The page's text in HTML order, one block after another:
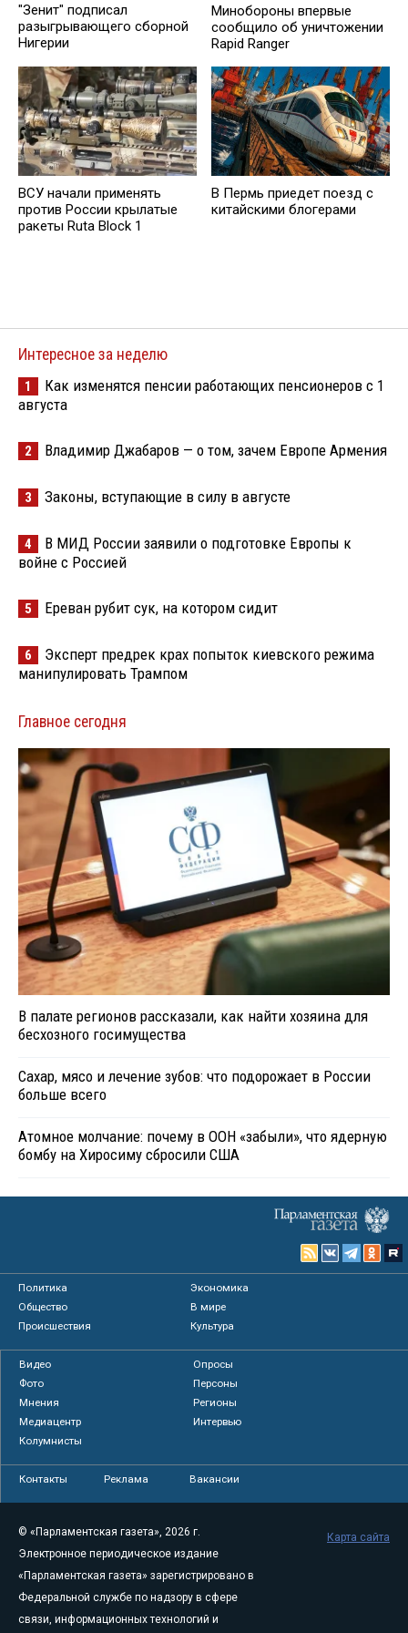
"Зенит" подписал
разыгрывающего сборной
Нигерии
Минобороны впервые
сообщило об уничтожении
Rapid Ranger
ВСУ начали применять
против России крылатые
ракеты Ruta Block 1
В Пермь приедет поезд с
китайскими блогерами
Интересное за неделю
1
Как изменятся пенсии работающих пенсионеров с 1
августа
2 Владимир Джабаров — о том, зачем Европе Армения
3 Законы, вступающие в силу в августе
4
В МИД России заявили о подготовке Европы к
войне с Россией
5 Ереван рубит сук, на котором сидит
6
Эксперт предрек крах попыток киевского режима
манипулировать Трампом
Главное сегодня
В палате регионов рассказали, как найти хозяина для
бесхозного госимущества
Сахар, мясо и лечение зубов: что подорожает в России
больше всего
Атомное молчание: почему в ООН «забыли», что ядерную
бомбу на Хиросиму сбросили США
Политика
Экономика
Общество
В мире
Происшествия
Культура
Видео
Опросы
Фото
Персоны
Мнения
Регионы
Медиацентр
Интервью
Колумнисты
Контакты Реклама Вакансии
© «Парламентская газета», 2026 г.
Электронное периодическое издание
«Парламентская газета» зарегистрировано в
Федеральной службе по надзору в сфере
связи, информационных технологий и
Карта сайта